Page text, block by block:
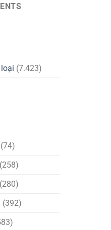
(7.423)
(74)
(258)
(280)
(392)